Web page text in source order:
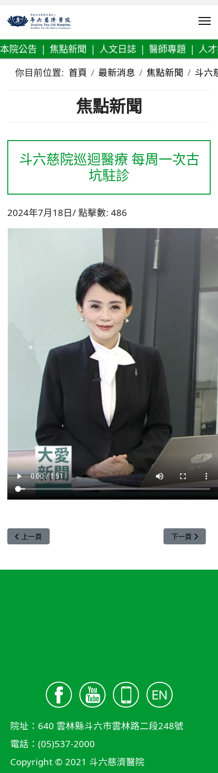
本院公告 | 焦點新聞 | 人文日誌 | 醫師專題 | 人
你目前位置: 首頁 最新消息 焦點新聞 斗六
焦點新聞
斗六慈院巡迴醫療 每周一次古
坑駐診
2024年7月18日 點擊數: 486
上一篇文章: 新膝望！微創半膝關節手術 當天就可下床
上一頁 下一篇文章:
下一頁
院址：640 雲林縣斗六市雲林路二段248號
電話：(05)537-2000
Copyright © 2021 斗六慈濟醫院